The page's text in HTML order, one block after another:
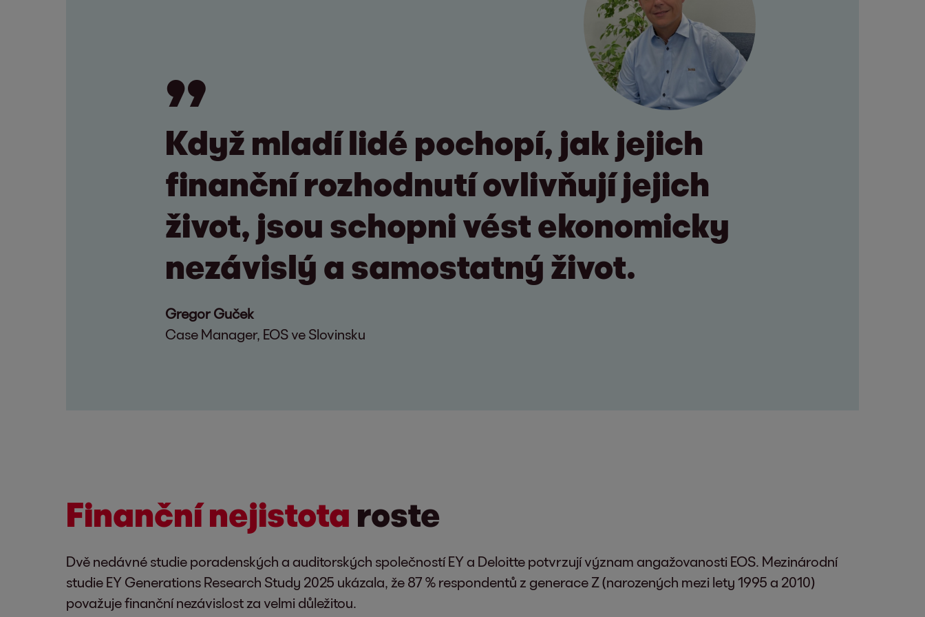
Když mladí lidé pochopí, jak jejich
finanční rozhodnutí ovlivňují jejich
život, jsou schopni vést ekonomicky
nezávislý a samostatný život.
Gregor Guček
Case Manager, EOS ve Slovinsku
Finanční nejistota roste
Dvě nedávné studie poradenských a auditorských společností EY a Deloitte potvrzují význam angažovanosti EOS. Mezinárodní
studie EY Generations Research Study 2025 ukázala, že 87 % respondentů z generace Z (narozených mezi lety 1995 a 2010)
považuje finanční nezávislost za velmi důležitou.